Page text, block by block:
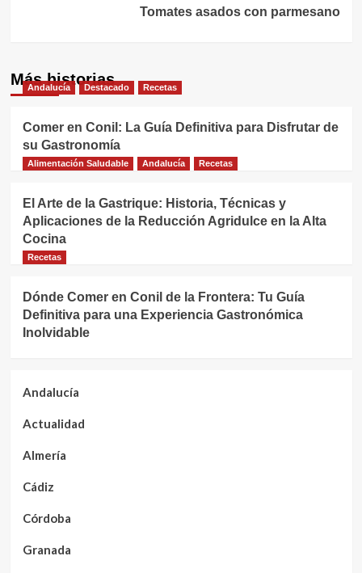
Tomates asados con parmesano
Más historias
Andalucía Destacado Recetas
Comer en Conil: La Guía Definitiva para Disfrutar de
su Gastronomía
Alimentación Saludable Andalucía Recetas
El Arte de la Gastrique: Historia, Técnicas y
Aplicaciones de la Reducción Agridulce en la Alta
Cocina
Recetas
Dónde Comer en Conil de la Frontera: Tu Guía
Definitiva para una Experiencia Gastronómica
Inolvidable
Andalucía
Actualidad
Almería
Cádiz
Córdoba
Granada